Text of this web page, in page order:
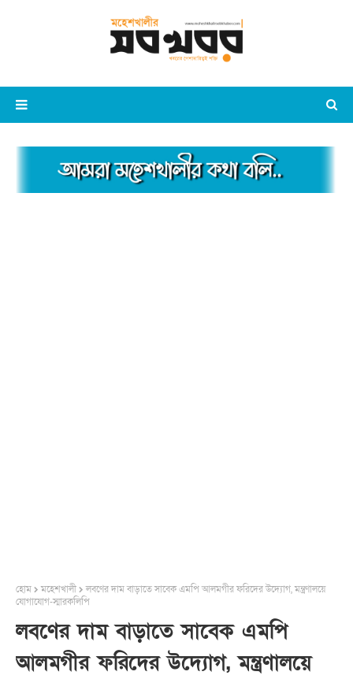
হোম মহেশখালী
লবণের দাম বাড়াতে সাবেক এমপি আলমগীর ফরিদের উদ্যোগ, মন্ত্রণালয়ে
যোগাযোগ-স্মারকলিপি
লবণের দাম বাড়াতে সাবেক এমপি
আলমগীর ফরিদের উদ্যোগ, মন্ত্রণালয়ে